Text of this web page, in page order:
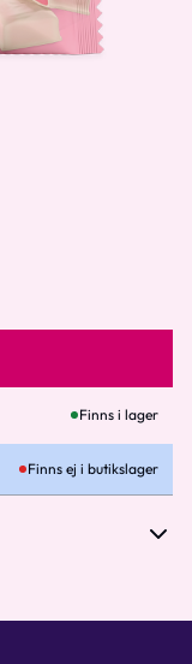
Finns i lager
Finns ej i butikslager